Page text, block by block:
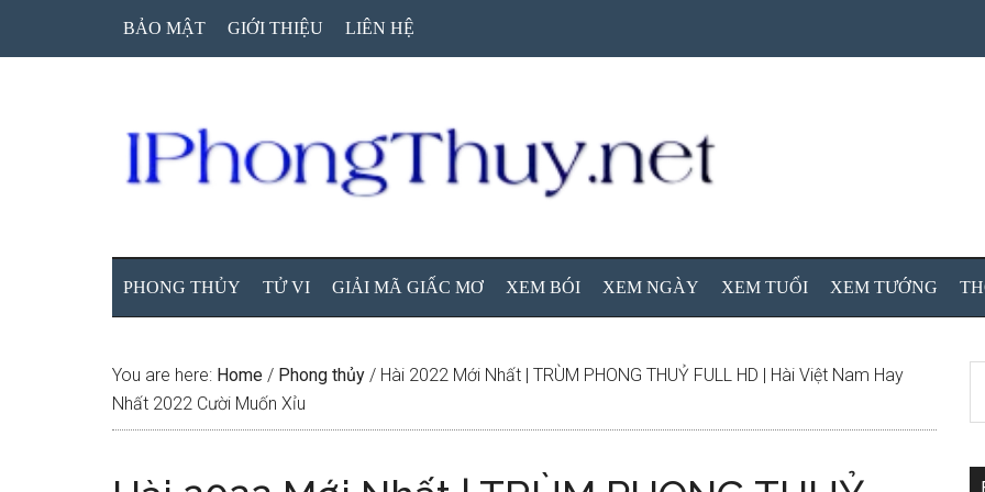
BẢO MẬT GIỚI THIỆU LIÊN HỆ
PHONG THỦY TỬ VI GIẢI MÃ GIẤC MƠ XEM BÓI XEM NGÀY XEM TUỔI XEM TƯỚNG
You are here: Home / Phong thủy / Hài 2022 Mới Nhất | TRÙM PHONG THUỶ FULL HD | Hài Việt Nam Hay
Nhất 2022 Cười Muốn Xỉu